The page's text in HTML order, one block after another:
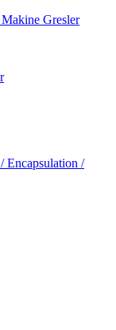
Gresler
Encapsulation /